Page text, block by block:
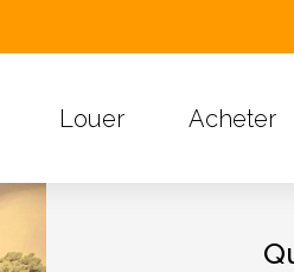
Louer Acheter